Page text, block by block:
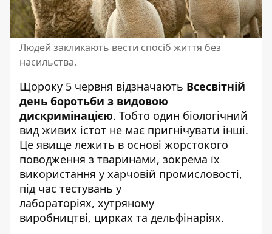
Людей закликають вести спосіб життя без
насильства.
Щороку 5 червня відзначають Всесвітній
день боротьби з видовою
дискримінацією. Тобто один біологічний
вид живих істот не має пригнічувати інші.
Це явище лежить в основі жорстокого
поводження з тваринами, зокрема їх
використання у харчовій промисловості,
під час тестувань у
лабораторіях, хутряному
виробництві, цирках та дельфінаріях.